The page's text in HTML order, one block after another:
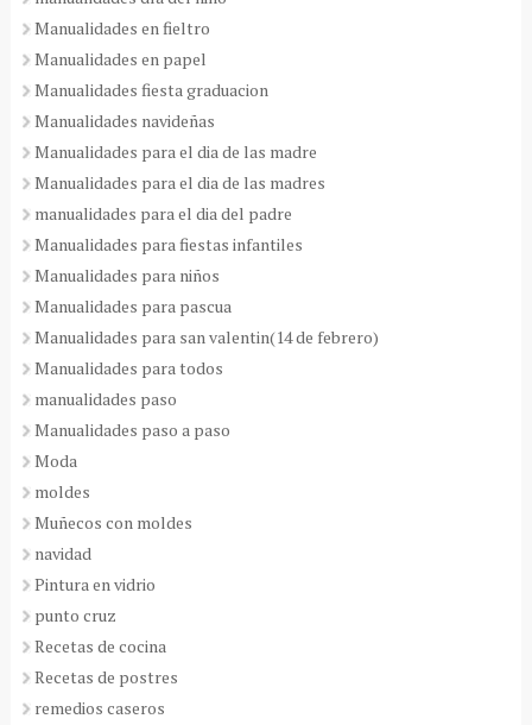
Manualidades en fieltro
Manualidades en papel
Manualidades fiesta graduacion
Manualidades navideñas
Manualidades para el dia de las madre
Manualidades para el dia de las madres
manualidades para el dia del padre
Manualidades para fiestas infantiles
Manualidades para niños
Manualidades para pascua
Manualidades para san valentin(14 de febrero)
Manualidades para todos
manualidades paso
Manualidades paso a paso
Moda
moldes
Muñecos con moldes
navidad
Pintura en vidrio
punto cruz
Recetas de cocina
Recetas de postres
remedios caseros